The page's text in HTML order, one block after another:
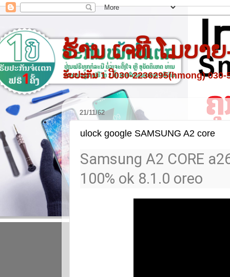
ຮ້ານ ເຈທີ ໂມບາ
ຮັບປະກັນ 1 ປີ030-2236295(hmong) 030-
21/11/62
ulock google SAMSUNG A2 core
Samsung A2 CORE
100% ok 8.1.0 oreo